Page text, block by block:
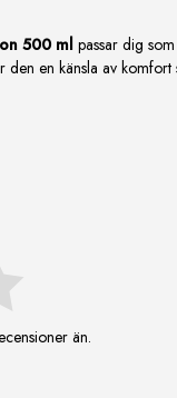
500 ml passar dig
en känsla av komfort
än.